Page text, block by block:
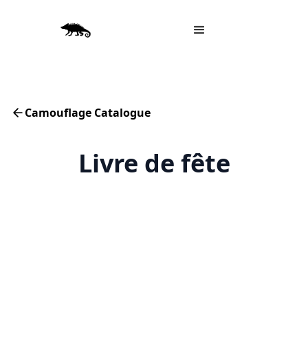
Camouflage Catalogue
Livre de fête